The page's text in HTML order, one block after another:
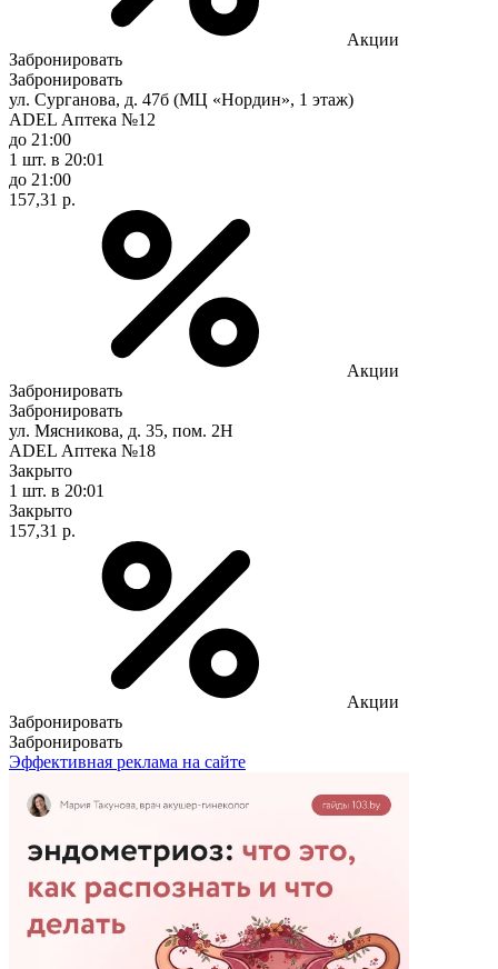
Акции
Забронировать
Забронировать
ул. Сурганова, д. 47б (МЦ «Нордин», 1 этаж)
ADEL Аптека №12
до 21:00
1 шт. в 20:01
до 21:00
157,31 р.
Акции
Забронировать
Забронировать
ул. Мясникова, д. 35, пом. 2Н
ADEL Аптека №18
Закрыто
1 шт. в 20:01
Закрыто
157,31 р.
Акции
Забронировать
Забронировать
Эффективная реклама на сайте